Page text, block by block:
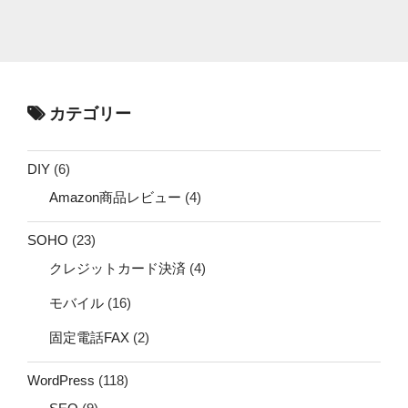
カテゴリー
DIY (6)
Amazon商品レビュー (4)
SOHO (23)
クレジットカード決済 (4)
モバイル (16)
固定電話FAX (2)
WordPress (118)